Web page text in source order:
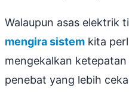
Walaupun asas elektrik
mengira sistem kita
mengekalkan
penebat yang lebih